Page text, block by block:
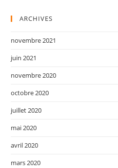
ARCHIVES
novembre 2021
juin 2021
novembre 2020
octobre 2020
juillet 2020
mai 2020
avril 2020
mars 2020